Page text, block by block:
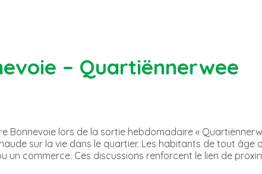
– Quartiënnerwee
Bonnevoie lors de la sortie hebdomadaire «
sur la vie dans le quartier. Les habitants de tout âge
un commerce. Ces discussions renforcent le lien de